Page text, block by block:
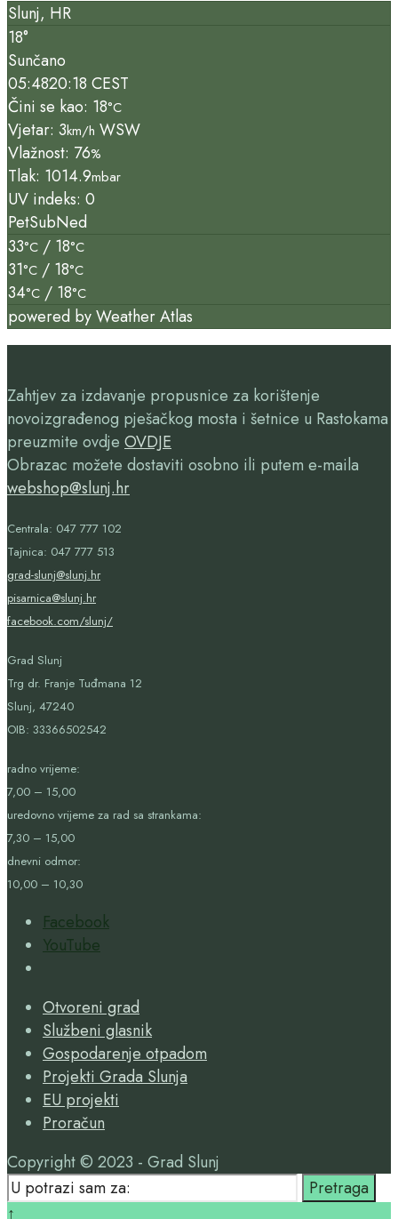
Slunj, HR
18°
Sunčano
05:4820:18 CEST
Čini se kao: 18°C
Vjetar: 3km/h WSW
Vlažnost: 76%
Tlak: 1014.9mbar
UV indeks: 0
PetSubNed
33°C / 18°C
31°C / 18°C
34°C / 18°C
powered byWeather Atlas
Zahtjev za izdavanje propusnice za korištenje
novoizgrađenog pješačkog mosta i šetnice u Rastokama
preuzmite ovdje OVDJE
Obrazac možete dostaviti osobno ili putem e-maila
webshop@slunj.hr
Centrala: 047 777 102
Tajnica: 047 777 513
grad-slunj@slunj.hr
pisarnica@slunj.hr
facebook.com/slunj/
Grad Slunj
Trg dr. Franje Tuđmana 12
Slunj, 47240
OIB: 33366502542
radno vrijeme:
7,00 – 15,00
uredovno vrijeme za rad sa strankama:
7,30 – 15,00
dnevni odmor:
10,00 – 10,30
Facebook
YouTube
Window
Otvoreni grad
Službeni glasnik
Gospodarenje otpadom
Projekti Grada Slunja
EU projekti
Proračun
Copyright © 2023 - Grad Slunj
Search
for:
Pretraga
Close
↑